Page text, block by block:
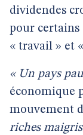
dividendes
pour certains
« travail » et
« Un pays
économique
mouvement
riches